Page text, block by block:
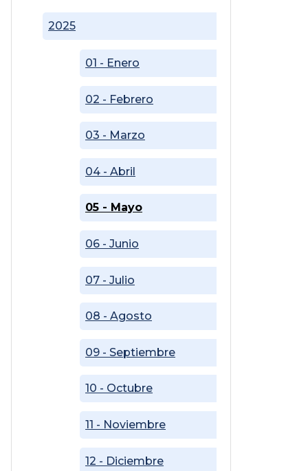
2025
01 - Enero
02 - Febrero
03 - Marzo
04 - Abril
05 - Mayo
06 - Junio
07 - Julio
08 - Agosto
09 - Septiembre
10 - Octubre
11 - Noviembre
12 - Diciembre